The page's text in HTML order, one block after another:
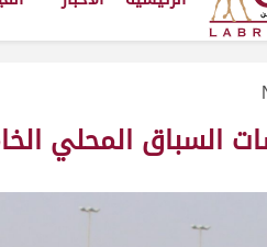
السباق المحلي